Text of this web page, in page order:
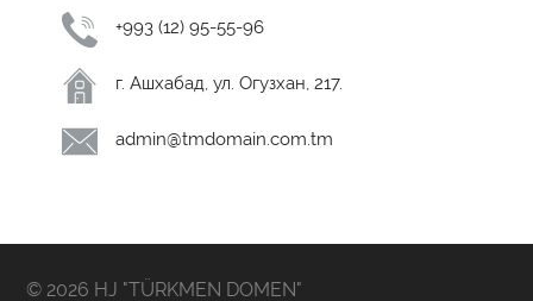
+993 (12) 95-55-96
г. Ашхабад, ул. Огузхан, 217.
admin@tmdomain.com.tm
© 2026 HJ "TÜRKMEN DOMEN"